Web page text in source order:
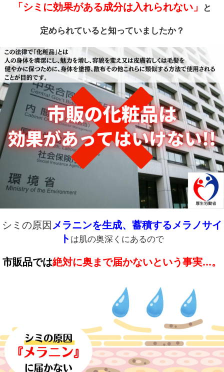
「シミに効果がある成分は入れられない」 と
定められていると知っていましたか？
シミの原因 メラニンを生成、蓄積するメラノサイ
ト は肌の奥深くにあるので
市販品では絶対に奥まで届かないという事実...。